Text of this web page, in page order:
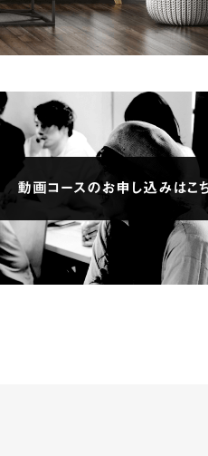
動画コースのお申し込みはこ